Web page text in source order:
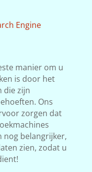
Engine
manier om u
is door het
die zijn
Ons
zorgen dat
nog belangrijker,
zien, zodat u